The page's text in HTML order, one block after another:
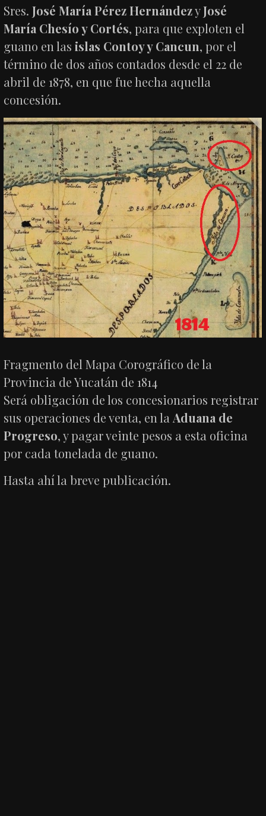
Sres.José María Pérez HernándezyJosé
María Chesío y Cortés, para que exploten el
guano en lasislas Contoy y Cancun, por el
término de dos años contados desde el 22 de
abril de 1878, en que fue hecha aquella
concesión.
Fragmento del Mapa Corográfico de la
Provincia de Yucatán de 1814
Será obligación de los concesionarios registrar
sus operaciones de venta, en la Aduana de
Progreso, y pagar veinte pesos a esta oficina
por cada tonelada de guano.
Hasta ahí la breve publicación.